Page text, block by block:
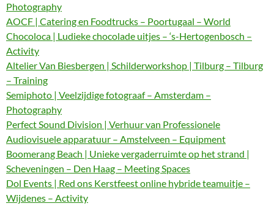
Photography
AOCF | Catering en Foodtrucks – Poortugaal – World
Chocoloca | Ludieke chocolade uitjes – ‘s-Hertogenbosch –
Activity
Altelier Van Biesbergen | Schilderworkshop | Tilburg – Tilburg
– Training
Semiphoto | Veelzijdige fotograaf – Amsterdam –
Photography
Perfect Sound Division | Verhuur van Professionele
Audiovisuele apparatuur – Amstelveen – Equipment
Boomerang Beach | Unieke vergaderruimte op het strand |
Scheveningen – Den Haag – Meeting Spaces
Dol Events | Red ons Kerstfeest online hybride teamuitje –
Wijdenes – Activity